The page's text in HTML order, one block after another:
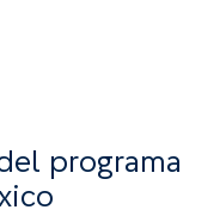
programa